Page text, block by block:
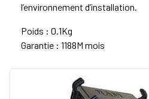
l’environnement d’installation.
Poids : 0.1Kg
Garantie : 1188M mois